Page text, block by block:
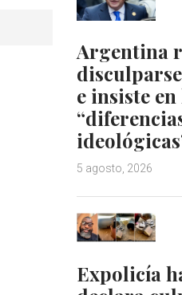
Argentina
e insiste en
5 agosto, 2026
Expolicía